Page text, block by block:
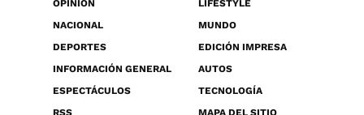
OPINIÓN
LIFESTYLE
NACIONAL
MUNDO
DEPORTES
EDICIÓN IMPRESA
INFORMACIÓN GENERAL
AUTOS
ESPECTÁCULOS
TECNOLOGÍA